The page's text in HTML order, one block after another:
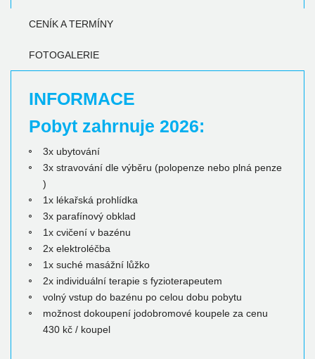
CENÍK A TERMÍNY
FOTOGALERIE
INFORMACE
Pobyt zahrnuje 2026:
3x ubytování
3x stravování dle výběru (polopenze nebo plná penze
)
1x lékařská prohlídka
3x parafínový obklad
1x cvičení v bazénu
2x elektroléčba
1x suché masážní lůžko
2x individuální terapie s fyzioterapeutem
volný vstup do bazénu po celou dobu pobytu
možnost dokoupení jodobromové koupele za cenu
430 kč / koupel